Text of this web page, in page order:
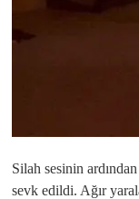
Silah sesinin
sevk edildi. Ağır